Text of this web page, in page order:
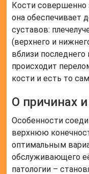
Кости совершенно
она обеспечивает
суставов:
(верхнего и
вблизи
происходит
кости и есть то
О причинах
Особенности
верхнюю
оптимальным
обслуживающего
патологии –